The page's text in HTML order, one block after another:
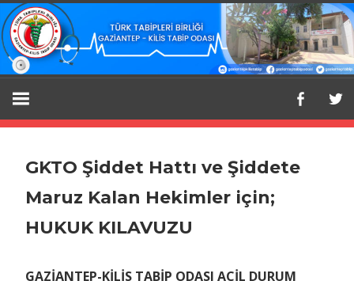
Skip
to
content
Gaziantep
–
Kilis
Gaziantep
Odası
Resmi
Sitesi.
GKTO Şiddet Hattı ve Şiddete
Maruz Kalan Hekimler için;
HUKUK KILAVUZU
GAZİANTEP-KİLİS TABİP ODASI ACİL DURUM